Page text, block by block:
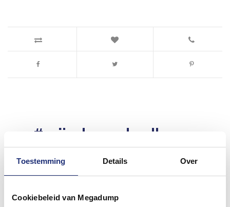
Toestemming Details Over
Cookiebeleid van Megadump
#mijndroombadkamer
badkamer op Instagram met #mijndroombadkamer
en tag @megadumpnl. Samen bouwen we een
inspirerende omgeving vol met unieke